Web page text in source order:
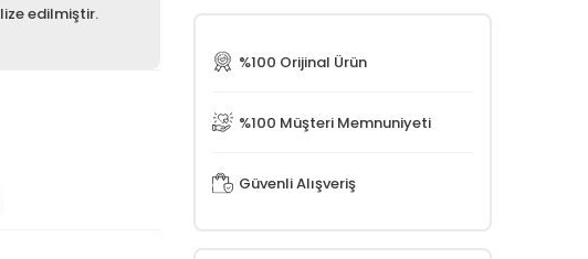
edilmiştir.
%100 Orijinal Ürün
%100 Müşteri Memnuniyeti
Güvenli Alışveriş